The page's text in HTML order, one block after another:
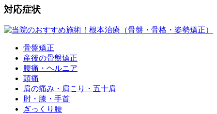
対応症状
骨盤矯正
産後の骨盤矯正
腰痛・ヘルニア
頭痛
肩の痛み・肩こり・五十肩
肘・膝・手首
ぎっくり腰